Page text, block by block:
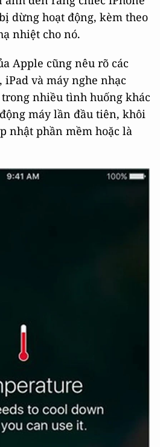
dừng hoạt động, kèm theo
nhiệt cho nó.
Apple cũng nêu rõ các
và máy nghe nhạc
nhiều tình huống khác
máy lần đầu tiên, khôi
nhật phần mềm hoặc là